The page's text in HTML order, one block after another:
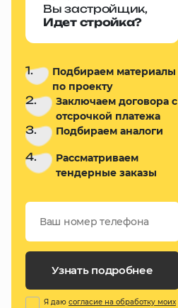
Вы застройщик,
Идет стройка?
1.
Подбираем материалы
по проекту
2.
Заключаем договора с
отсрочкой платежа
3. Подбираем аналоги
4.
Рассматриваем
тендерные заказы
Узнать подробнее
Я даю согласие на обработку моих